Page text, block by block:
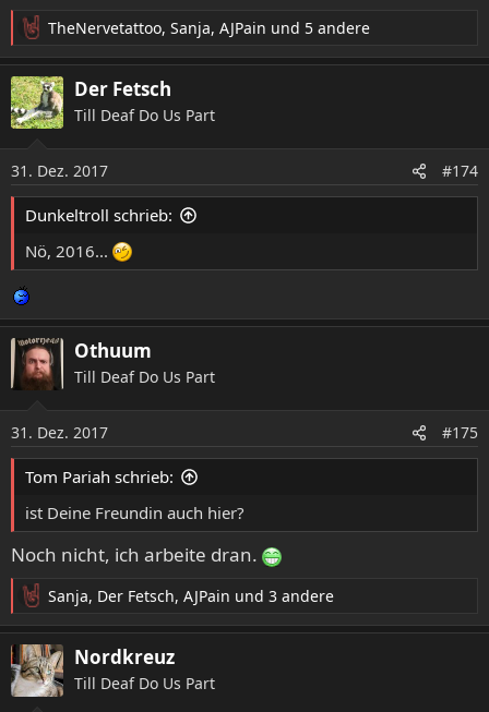
R
e
a
k
t
o
n
e
n
TheNervetattoo, Sanja, AJPain und 5 andere
Der Fetsch
Till Deaf Do Us Part
31. Dez. 2017 #174
Dunkeltroll schrieb:
Nö, 2016...
Othuum
Till Deaf Do Us Part
31. Dez. 2017 #175
Tom Pariah schrieb:
ist Deine Freundin auch hier?
Noch nicht, ich arbeite dran.
R
e
a
k
t
Sanja, Der Fetsch, AJPain und 3 andere
Nordkreuz
Till Deaf Do Us Part